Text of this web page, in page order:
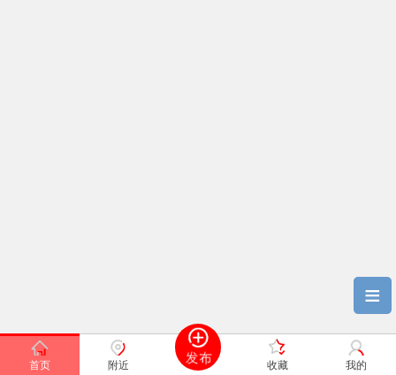
首页 附近 收藏 我的
≡